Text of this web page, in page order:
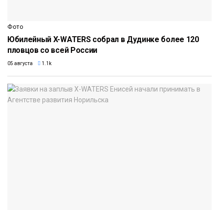
Фото
Юбилейный X-WATERS собрал в Дудинке более 120
пловцов со всей России
05 августа 1.1k